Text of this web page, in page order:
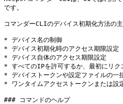
です。
コマンダーCLIのデバイス初期化方法の
* デバイス名の制御
* デバイス初期化時のアクセス期限設定
* デバイス自体のアクセス期限設定
* すべてのIPを許可するか、最初にリク
* デバイストークンや設定ファイルの一
* ワンタイムアクセストークンまたは設
### コマンドのヘルプ